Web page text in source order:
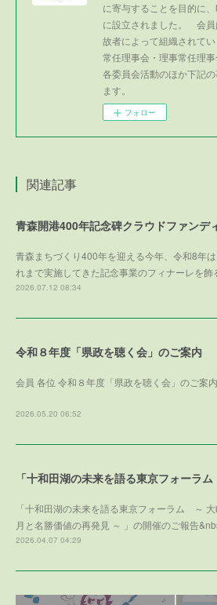
に寄与することを目的に、
に設立されました。 会員
故者によって組織されて
常任理事会・理事常任理事
各委員会活動のほか下記
ます。
フォロー
関連記事
青森まちづくり400年を迎える今年、令和8年は
れまで実施してきた記念事業のフィナーレを飾
2026.07.12 08:34
令和８年度「県政を聴く会」のご案内
会員 各位 令和８年度「県政を聴く会」のご案内
2026.05.20 06:52
「十和田湖の未来を語る東京フォーラム ～
月と名勝価値の再発見 ～ 」の開催のご報告
2026.04.07 04:29